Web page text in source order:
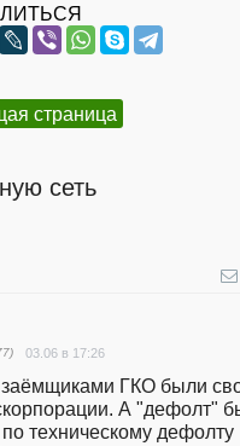
страница
сеть
03.06 в 17:26
ГКО были
А "дефолт"
техническому дефолту